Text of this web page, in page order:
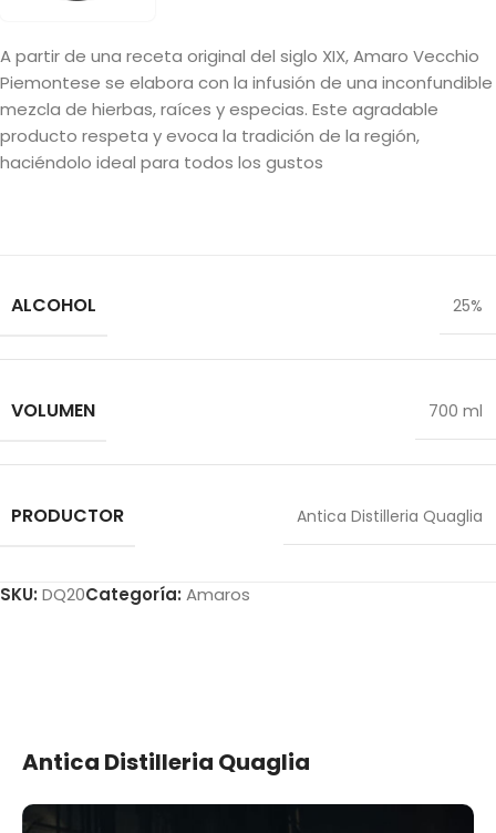
A partir de una receta original del siglo XIX, Amaro Vecchio
Piemontese se elabora con la infusión de una inconfundible
mezcla de hierbas, raíces y especias. Este agradable
producto respeta y evoca la tradición de la región,
haciéndolo ideal para todos los gustos
ALCOHOL 25%
VOLUMEN 700 ml
PRODUCTOR Antica Distilleria Quaglia
SKU: DQ20Categoría: Amaros
Antica Distilleria Quaglia